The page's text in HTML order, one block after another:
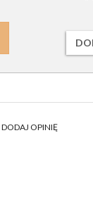
DODAJ OPINIĘ